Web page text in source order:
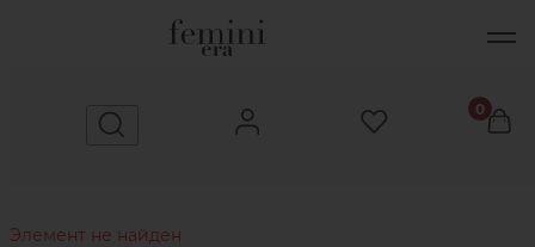
0
Элемент не найден